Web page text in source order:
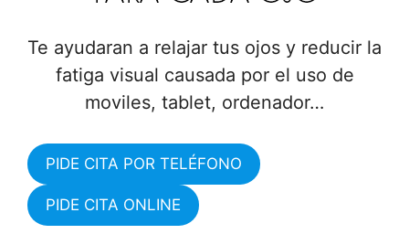
Te ayudaran a relajar tus ojos y reducir la
fatiga visual causada por el uso de
moviles, tablet, ordenador…
PIDE CITA POR TELÉFONO
PIDE CITA ONLINE